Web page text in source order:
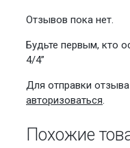
Отзывов пока нет.
Будьте первым, кто
4/4”
Для отправки
авторизоваться.
Похожие